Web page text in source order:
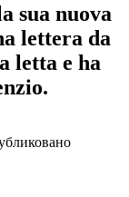
sua nuova
lettera da
letta e ha